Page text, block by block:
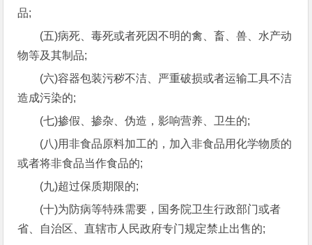
品;
(五)病死、毒死或者死因不明的禽、畜、兽、水产动
物等及其制品;
(六)容器包装污秽不洁、严重破损或者运输工具不洁
造成污染的;
(七)掺假、掺杂、伪造，影响营养、卫生的;
(八)用非食品原料加工的，加入非食品用化学物质的
或者将非食品当作食品的;
(九)超过保质期限的;
(十)为防病等特殊需要，国务院卫生行政部门或者
省、自治区、直辖市人民政府专门规定禁止出售的;